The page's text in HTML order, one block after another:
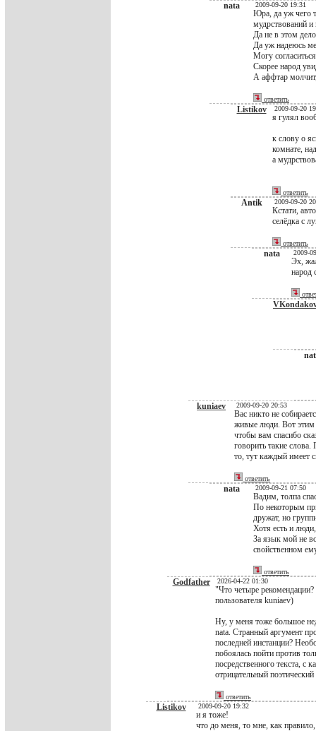
nata 2009-09-20 19:31
Юра, да уж чего
мудрствований
Да не в этом
Да уж надеюсь
Могу
Скорее народ
А аффтар
ответить
Listikov 2009-09-20
я гулял
к слову о
комнате,
а
ответить
Antik 2009-09-20
Кстати,
селёдка с
ответить
nata 2009-
Эх,
народ
kuniaev 2009-09-20 20:53
Вас никто не
живые люди. Вот этим
чтобы вам спасибо
говорить такие
то, тут каждый имеет
ответить
nata 2009-09-21 07:50
Вадим, толпа
По некоторым
дружат, но
Хотя есть и
За язык мой не
свойственном
ответить
Godfather 2026-04-22 01:30
"Что четыре
пользователя kuniaev)
Ну, у меня тоже большое
nata. Странный аргумент
последней инстанции?
побоялась пойти против
посредственного текста,
отрицательный
ответить
Listikov 2009-09-20 19:32
и я тоже!
что до меня, то мне, как